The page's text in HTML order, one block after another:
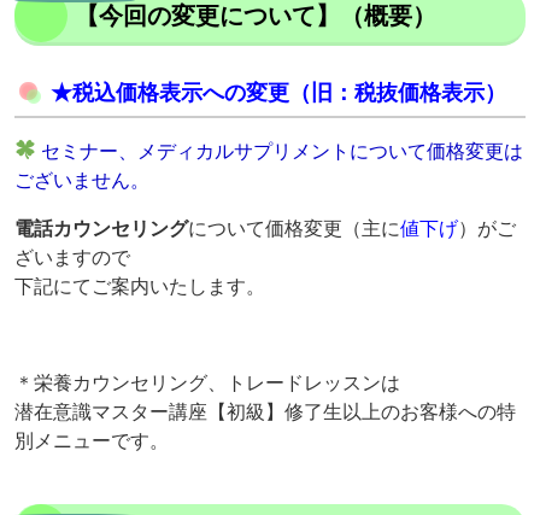
【今回の変更について】（概要）
★税込価格表示への変更（旧：税抜価格表示）
セミナー、メディカルサプリメントについて価格変更は
ございません。
電話カウンセリングについて価格変更（主に値下げ）がご
ざいますので
下記にてご案内いたします。
＊栄養カウンセリング、トレードレッスンは
潜在意識マスター講座【初級】修了生以上のお客様への特
別メニューです。